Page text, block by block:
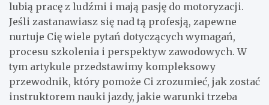
lubią pracę z ludźmi i mają pasję do motoryzacji.
Jeśli zastanawiasz się nad tą profesją, zapewne
nurtuje Cię wiele pytań dotyczących wymagań,
procesu szkolenia i perspektyw zawodowych. W
tym artykule przedstawimy kompleksowy
przewodnik, który pomoże Ci zrozumieć, jak zostać
instruktorem nauki jazdy, jakie warunki trzeba